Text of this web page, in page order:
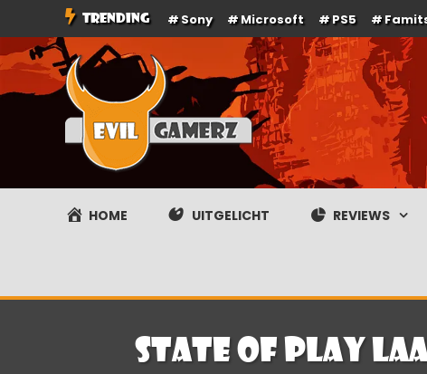
naar
de
TRENDING Sony Microsoft PS5
Evilgamerz
Het meest interessante game nieuws, reviews, coverage en
HOME UITGELICHT REVIEWS
State of Play